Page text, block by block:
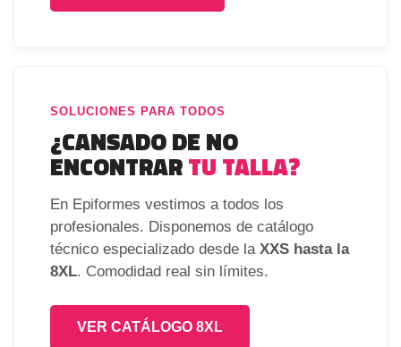
SOLUCIONES PARA TODOS
¿CANSADO DE NO
ENCONTRARTU TALLA?
En Epiformes vestimos a todos los
profesionales. Disponemos de catálogo
técnico especializado desde la XXS hasta la
8XL. Comodidad real sin límites.
VER CATÁLOGO 8XL